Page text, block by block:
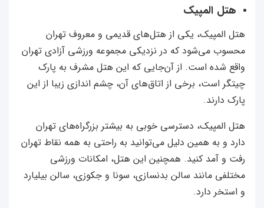
هتل المپیک
هتل المپیک، یکی از هتل‌های قدیمی و معروف تهران
محسوب می‌شود که در نزدیکی مجموعه ورزشی آزادی تهران
واقع شده است. از آن‌جایی که این هتل مشرف به پارک
چیتگر است، برخی از اتاق‌های آن، چشم اندازی زیبا از این
پارک دارند.
هتل المپیک، دسترسی خوبی به بیشتر بزرگراه‌های تهران
دارد و به همین دلیل می‌توانید به راحتی به همه نقاط تهران
رفت و آمد کنید. همچنین این هتل، امکانات ورزشی
مختلفی مانند سالن بدنسازی، سونا و جکوزی، سالن بیلیارد
و استخر دارد.